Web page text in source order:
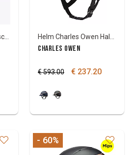
CHARLES OWEN
€ 593.00 € 237.20
- 60%